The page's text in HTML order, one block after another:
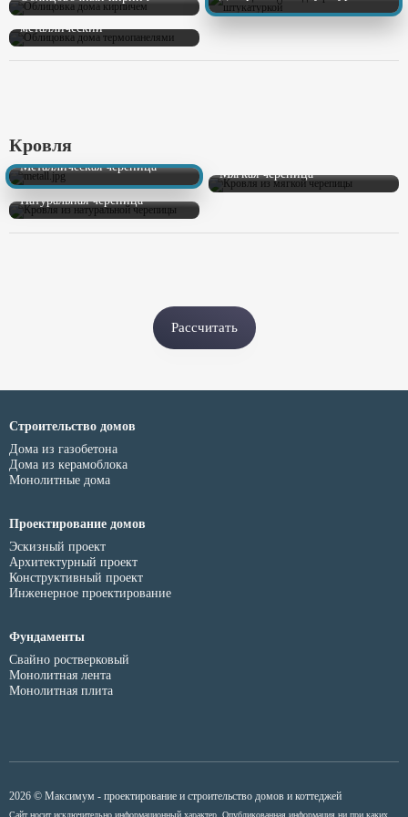
Сайдинг пластиковый/
металлический
Кровля
Металлическая черепица
Мягкая черепица
Натуральная черепица
Рассчитать
Строительство домов
Дома из газобетона
Дома из керамоблока
Монолитные дома
Проектирование домов
Эскизный проект
Архитектурный проект
Конструктивный проект
Инженерное проектирование
Фундаменты
Свайно ростверковый
Монолитная лента
Монолитная плита
2026 © Максимум - проектирование и строительство домов и коттеджей
Сайт носит исключительно информационный характер. Опубликованная информация ни при каких